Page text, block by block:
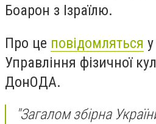
Боарон з Ізраїлю.
Про це повідомляться
Управління фізичної
ДонОДА.
"Загалом збірна